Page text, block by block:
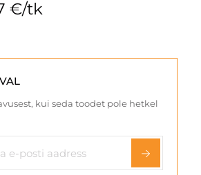
€/tk
kui seda toodet pole hetkel